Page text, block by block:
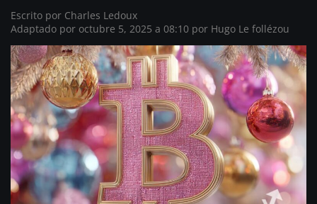
Escrito por Charles Ledoux
Adaptado por octubre 5, 2025 a 08:10 por Hugo Le follézou